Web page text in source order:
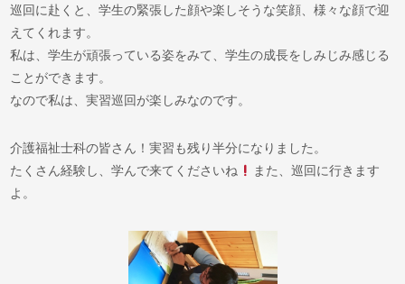
巡回に赴くと、学生の緊張した顔や楽しそうな笑顔、様々な顔で迎
えてくれます。
私は、学生が頑張っている姿をみて、学生の成長をしみじみ感じる
ことができます。
なので私は、実習巡回が楽しみなのです。
介護福祉士科の皆さん！実習も残り半分になりました。
たくさん経験し、学んで来てくださいね
また、巡回に行きます
よ。